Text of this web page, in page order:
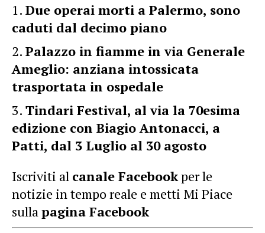
Due operai morti a Palermo, sono
caduti dal decimo piano
Palazzo in fiamme in via Generale
Ameglio: anziana intossicata
trasportata in ospedale
Tindari Festival, al via la 70esima
edizione con Biagio Antonacci, a
Patti, dal 3 Luglio al 30 agosto
Iscriviti al canale Facebookper le
notizie in tempo reale e metti Mi Piace
sullapagina Facebook